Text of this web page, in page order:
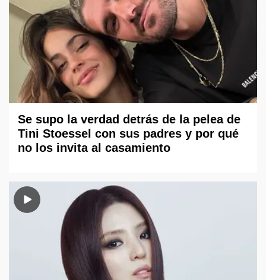
Se supo la verdad detrás de la pelea de
Tini Stoessel con sus padres y por qué
no los invita al casamiento